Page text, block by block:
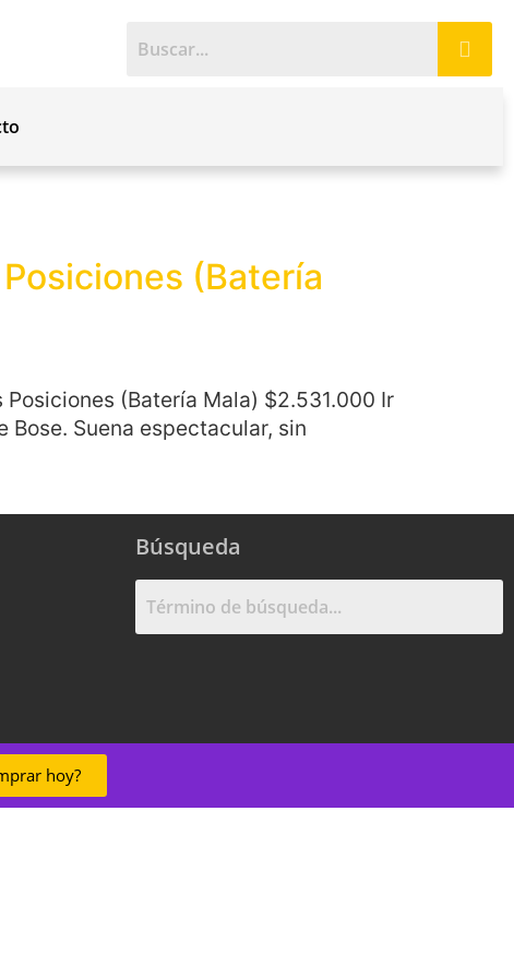
(Batería
Posiciones (Batería Mala) $2.531.000 Ir
Bose. Suena espectacular, sin
Búsqueda
hoy?